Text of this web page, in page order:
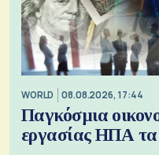
WORLD 08.08.2026, 17:44
Παγκόσμια
εργασίας ΗΠΑ τα